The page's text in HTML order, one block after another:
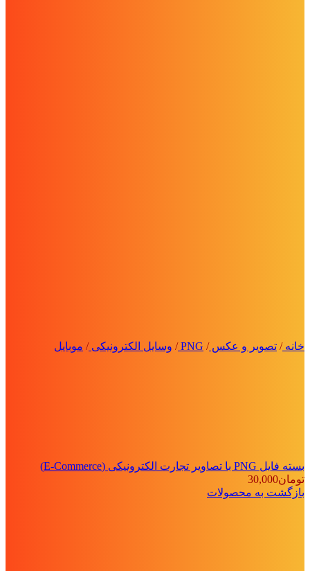
خانه/ تصویر و عکس/
PNG
/ وسایل الکترونیکی/ موبایل
بسته فایل PNG با تصاویر تجارت الکترونیکی (E-Commerce)
تومان30,000
بازگشت به محصولات